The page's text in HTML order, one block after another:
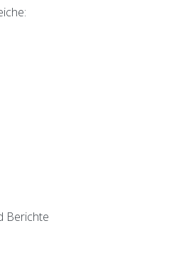
Berichte